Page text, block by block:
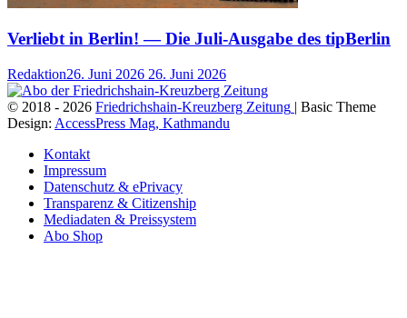
Verliebt in Berlin! — Die Juli-Ausgabe des tipBerlin
Redaktion26. Juni 2026 26. Juni 2026
© 2018 - 2026 Friedrichshain-Kreuzberg Zeitung | Basic Theme
Design: AccessPress Mag, Kathmandu
Kontakt
Impressum
Datenschutz & ePrivacy
Transparenz & Citizenship
Mediadaten & Preissystem
Abo Shop